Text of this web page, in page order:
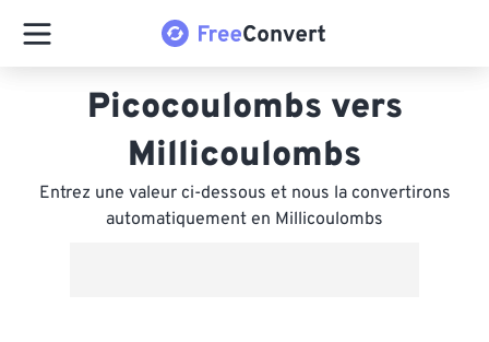
Picocoulombs vers
Millicoulombs
Entrez une valeur ci-dessous et nous la convertirons
automatiquement en Millicoulombs